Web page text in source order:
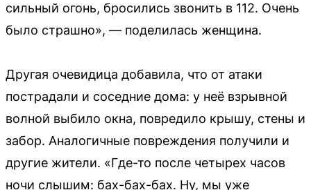
сильный огонь, бросились звонить в 112. Очень
было страшно», — поделилась женщина.
Другая очевидица добавила, что от атаки
пострадали и соседние дома: у неё взрывной
волной выбило окна, повредило крышу, стены и
забор. Аналогичные повреждения получили и
другие жители. «Где-то после четырех часов
ночи слышим: бах-бах-бах. Ну, мы уже